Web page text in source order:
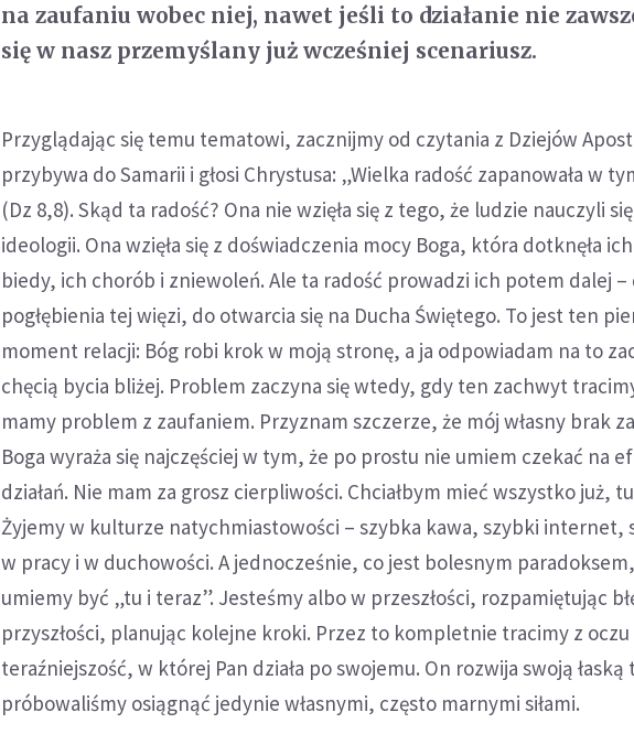
na zaufaniu wobec niej, nawet jeśli to działanie nie
się w nasz przemyślany już wcześniej scenariusz.
Przyglądając się temu tematowi, zacznijmy od czytania z Dziejów
przybywa do Samarii i głosi Chrystusa: „Wielka radość zapanowała w
(Dz 8,8). Skąd ta radość? Ona nie wzięła się z tego, że ludzie nauczyli
ideologii. Ona wzięła się z doświadczenia mocy Boga, która dotknęła
biedy, ich chorób i zniewoleń. Ale ta radość prowadzi ich potem dalej
pogłębienia tej więzi, do otwarcia się na Ducha Świętego. To jest ten
moment relacji: Bóg robi krok w moją stronę, a ja odpowiadam na to
chęcią bycia bliżej. Problem zaczyna się wtedy, gdy ten zachwyt
mamy problem z zaufaniem. Przyznam szczerze, że mój własny brak
Boga wyraża się najczęściej w tym, że po prostu nie umiem czekać na
działań. Nie mam za grosz cierpliwości. Chciałbym mieć wszystko już,
Żyjemy w kulturze natychmiastowości – szybka kawa, szybki internet,
w pracy i w duchowości. A jednocześnie, co jest bolesnym
umiemy być „tu i teraz”. Jesteśmy albo w przeszłości, rozpamiętując
przyszłości, planując kolejne kroki. Przez to kompletnie tracimy z oczu
teraźniejszość, w której Pan działa po swojemu. On rozwija swoją łaską
próbowaliśmy osiągnąć jedynie własnymi, często marnymi siłami.